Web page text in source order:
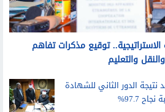
توقيع مذكرات تفاهم
والتعليم
نتيجة الدور الثاني للشهادة
97.7%